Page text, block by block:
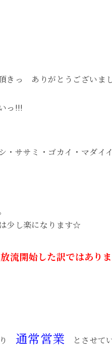
きっ ありがとうございま
っ!!!
・ササミ・ゴカイ・マダイ
少し楽になります☆
流開始した訳ではあり
通常営業 とさせて